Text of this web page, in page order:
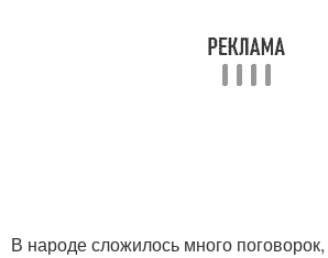
В народе сложилось много